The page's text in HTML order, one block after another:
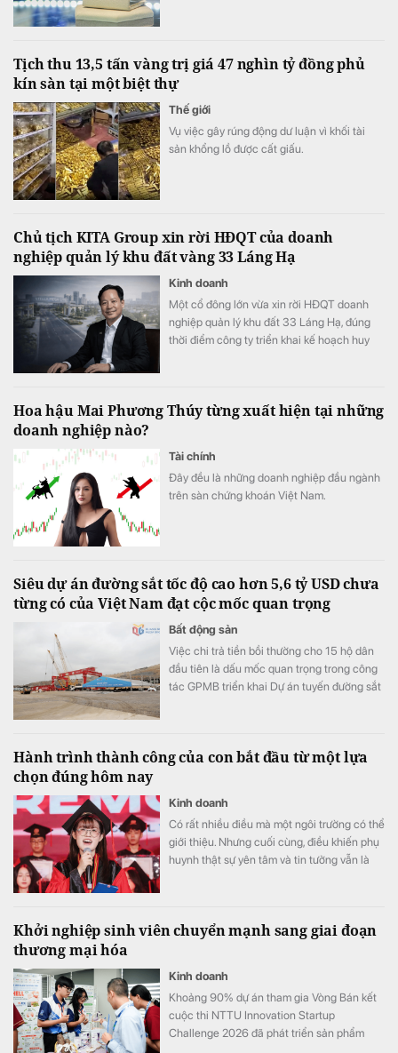
Tịch thu 13,5 tấn vàng trị giá 47 nghìn tỷ đồng phủ
kín sàn tại một biệt thự
Thế giới
Vụ việc gây rúng động dư luận vì khối tài
sản khổng lồ được cất giấu.
Chủ tịch KITA Group xin rời HĐQT của doanh
nghiệp quản lý khu đất vàng 33 Láng Hạ
Kinh doanh
Một cổ đông lớn vừa xin rời HĐQT doanh
nghiệp quản lý khu đất 33 Láng Hạ, đúng
thời điểm công ty triển khai kế hoạch huy
Hoa hậu Mai Phương Thúy từng xuất hiện tại những
doanh nghiệp nào?
Tài chính
Đây đều là những doanh nghiệp đầu ngành
trên sàn chứng khoán Việt Nam.
Siêu dự án đường sắt tốc độ cao hơn 5,6 tỷ USD chưa
từng có của Việt Nam đạt cộc mốc quan trọng
Bất động sản
Việc chi trả tiền bồi thường cho 15 hộ dân
đầu tiên là dấu mốc quan trọng trong công
tác GPMB triển khai Dự án tuyến đường sắt
Hành trình thành công của con bắt đầu từ một lựa
chọn đúng hôm nay
Kinh doanh
Có rất nhiều điều mà một ngôi trường có thể
giới thiệu. Nhưng cuối cùng, điều khiến phụ
huynh thật sự yên tâm và tin tưởng vẫn là
Khởi nghiệp sinh viên chuyển mạnh sang giai đoạn
thương mại hóa
Kinh doanh
Khoảng 90% dự án tham gia Vòng Bán kết
cuộc thi NTTU Innovation Startup
Challenge 2026 đã phát triển sản phẩm